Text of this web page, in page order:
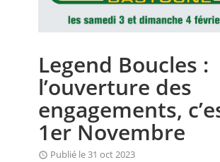
FOCUS
ANNUAIRES
PETITES ANNONCES
Legend Boucles :
l’ouverture des
engagements,
1er Novembre
Publié le 31 oct 2023